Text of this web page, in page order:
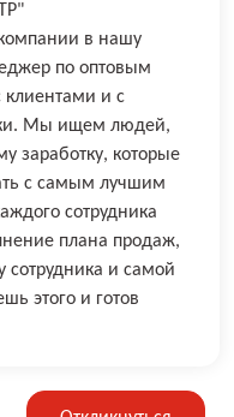
в нашу
по оптовым
и с
Мы ищем людей,
заработку, которые
с самым лучшим
сотрудника
плана продаж,
сотрудника и самой
этого и готов